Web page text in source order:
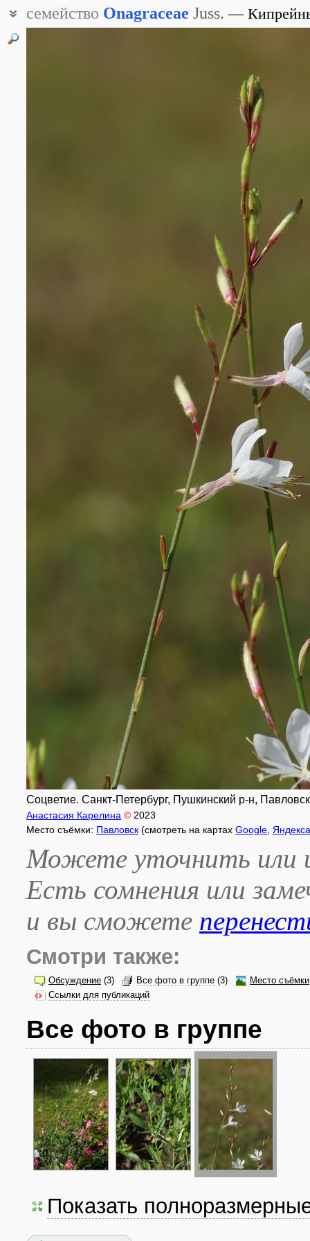
семейство Onagraceae Juss.
Соцветие. Санкт-Петербург, Пушкинский р-н,
Анастасия Карелина © 2023
Место съёмки: Павловск (смотреть на картах Google Яндекса
Можете уточнить или
Есть сомнения или
и вы сможете
Смотри также:
Обсуждение (3) Все фото в группе (3)
Место съёмки
Ссылки для публикаций
Все фото в группе
Показать